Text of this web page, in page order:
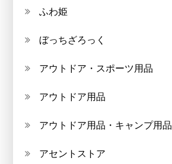
ふわ姫
ぼっちざろっく
アウトドア・スポーツ用品
アウトドア用品
アウトドア用品・キャンプ用品
アセントストア